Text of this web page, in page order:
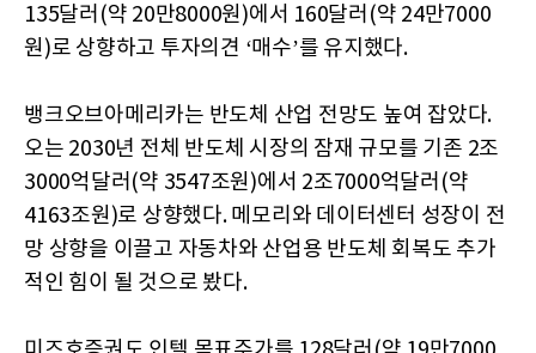
135달러(약 20만8000원)에서 160달러(약 24만7000
원)로 상향하고 투자의견 ‘매수’를 유지했다.
뱅크오브아메리카는 반도체 산업 전망도 높여 잡았다.
오는 2030년 전체 반도체 시장의 잠재 규모를 기존 2조
3000억달러(약 3547조원)에서 2조7000억달러(약
4163조원)로 상향했다. 메모리와 데이터센터 성장이 전
망 상향을 이끌고 자동차와 산업용 반도체 회복도 추가
적인 힘이 될 것으로 봤다.